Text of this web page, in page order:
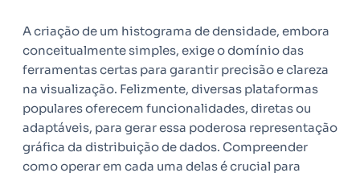
A criação de um histograma de densidade, embora
conceitualmente simples, exige o domínio das
ferramentas certas para garantir precisão e clareza
na visualização. Felizmente, diversas plataformas
populares oferecem funcionalidades, diretas ou
adaptáveis, para gerar essa poderosa representação
gráfica da distribuição de dados. Compreender
como operar em cada uma delas é crucial para